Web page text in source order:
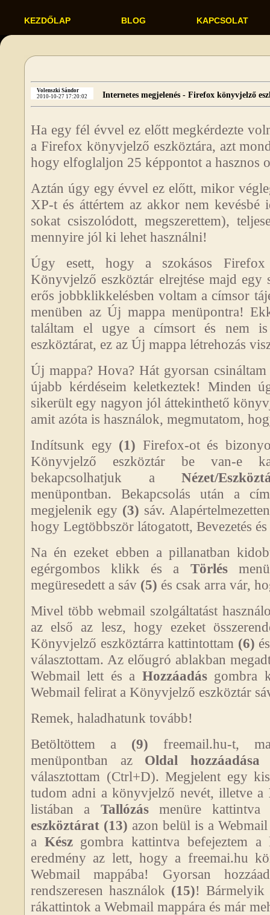
KEZDŐLAP BLOG KAPCSOLAT
Volenszki Sándor
2010-10-27 17:20:02
Internetes megjelenés - Firefox könyvjelző
Ha egy fél évvel ez előtt megkérdezte
a Firefox könyvjelző eszköztára, azt
hogy elfoglaljon 25 képpontot a hasznos
Aztán úgy egy évvel ez előtt, mikor
XP-t és áttértem az akkor nem kevésbé
sokat csiszolódott, megszerettem),
mennyire jól ki lehet használni!
Úgy esett, hogy a szokásos
Könyvjelző eszköztár elrejtése majd
erős jobbklikkelésben voltam a címsor
menüben az Új mappa menüpontra!
találtam el ugye a címsort és nem
eszköztárat, ez az Új mappa létrehozás
Új mappa? Hova? Hát gyorsan
újabb kérdéseim keletkeztek! Minden
sikerült egy nagyon jól áttekinthető
amit azóta is használok, megmutatom,
Indítsunk egy (1) Firefox-ot és
Könyvjelző eszköztár be van-e
bekapcsolhatjuk aNézet/
menüpontban. Bekapcsolás után a
megjelenik egy (3) sáv.
hogy Legtöbbször látogatott, Bevezetés
Na én ezeket ebben a pillanatban
egérgombos klikk és a Törlés
megüresedett a sáv (5) és csak arra vár,
Mivel több webmail szolgáltatást
az első az lesz, hogy ezeket
Könyvjelző eszköztárra kattintottam (6)
választottam. Az előugró ablakban
Webmail lett és a Hozzáadásgombra
Webmail felirat a Könyvjelző eszköztár
Remek, haladhatunk tovább!
Betöltöttem a (9) freemail.hu-t,
menüpontban az Oldal
választottam (Ctrl+D). Megjelent egy
tudom adni a könyvjelző nevét, illetve a
listában a Tallózásmenüre kattintva
eszköztárat (13) azon belül is a
a Készgombra kattintva befejeztem a
eredmény az lett, hogy a freemai.hu
Webmail mappába! Gyorsan
rendszeresen használok (15)! Bármelyik
rákattintok a Webmail mappára és már